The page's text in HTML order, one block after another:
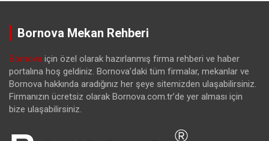
Bornova Mekan Rehberi
Bornova için özel olarak hazırlanmış firma rehberi ve haber
portalına hoş geldiniz. Bornova’daki tüm firmalar, mekanlar ve
Bornova hakkında aradığınız her şeye sitemizden ulaşabilirsiniz.
Firmanızın ücretsiz olarak Bornova.com.tr’de yer alması için
bize ulaşabilirsiniz.